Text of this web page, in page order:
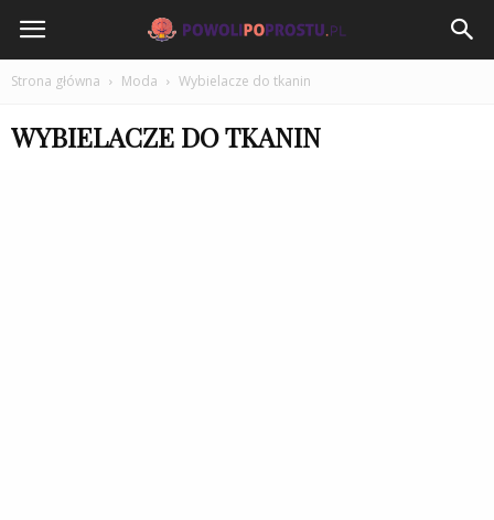
PowoliPoProstu.pl
Strona główna Moda Wybielacze do tkanin
WYBIELACZE DO TKANIN